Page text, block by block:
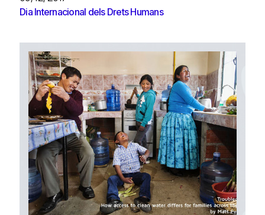
Dia Internacional dels Drets Humans